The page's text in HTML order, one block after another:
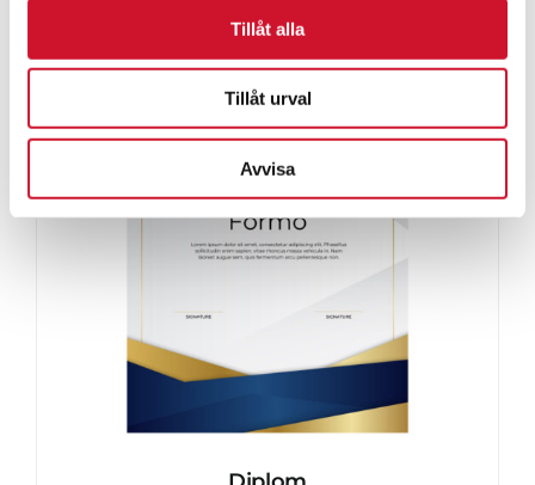
Tillåt alla
Tillåt urval
Avvisa